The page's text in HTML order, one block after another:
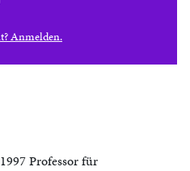
Anmelden.
Professor für